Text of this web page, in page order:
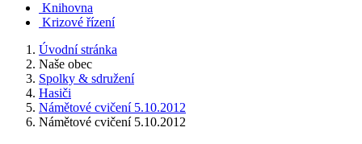
Knihovna
Krizové řízení
Úvodní stránka
Naše obec
Spolky & sdružení
Hasiči
Námětové cvičení 5.10.2012
Námětové cvičení 5.10.2012